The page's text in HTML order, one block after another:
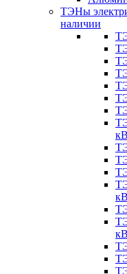
ТЭНы
наличии